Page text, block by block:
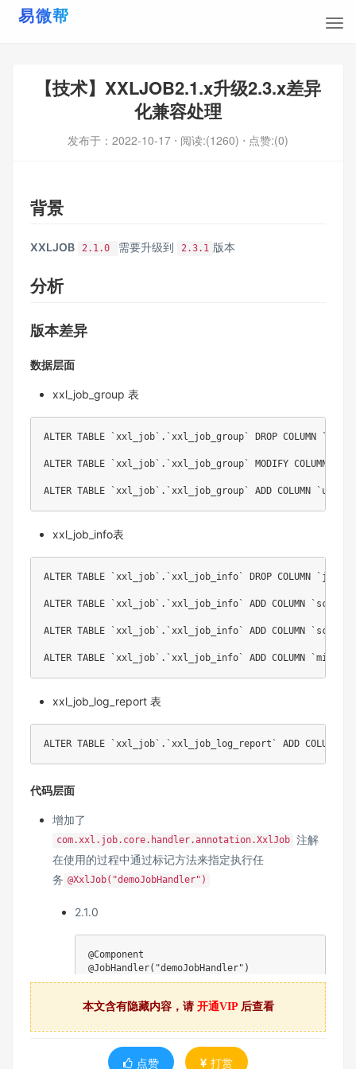
【技术】XXLJOB2.1.x升级2.3.x差异
化兼容处理
发布于： 2022-10-17 ⋅ 阅读:(1260) ⋅ 点赞:(0)
背景
XXLJOB 2.1.0 需要升级到 2.3.1 版本
分析
版本差异
数据层面
xxl_job_group 表
ALTER TABLE ` xxl_job` . ` xxl_job_group` DROP COLUMN `
ALTER TABLE ` xxl_job` . ` xxl_job_group` MODIFY COLUMN
ALTER TABLE ` xxl_job` . ` xxl_job_group` ADD COLUMN `
xxl_job_info表
ALTER TABLE ` xxl_job` . ` xxl_job_info` DROP COLUMN `
ALTER TABLE ` xxl_job` . ` xxl_job_info` ADD COLUMN `
ALTER TABLE ` xxl_job` . ` xxl_job_info` ADD COLUMN `
ALTER TABLE ` xxl_job` . ` xxl_job_info` ADD COLUMN `
xxl_job_log_report 表
ALTER TABLE ` xxl_job` . ` xxl_job_log_report ` ADD COLUMN
代码层面
增加了
com.xxl.job.core.handler.annotation.XxlJob 注解
在使用的过程中通过标记方法来指定执行任
务 @XxlJob("demoJobHandler")
2.1.0
@Component
@JobHandler( "demoJobHandler" )
public class SampleXxlJob extends IJobHandler
LoggerFactory
/**
     */
public ReturnT <String> execute
本文含有隐藏内容，请开通VIP 后查看
点赞 打赏